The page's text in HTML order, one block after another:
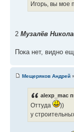
Игорь, вы мое
2 Музалёв
Пока нет, видно
Мещеряков Андрей
alexp_mac
Оттуда
))
у